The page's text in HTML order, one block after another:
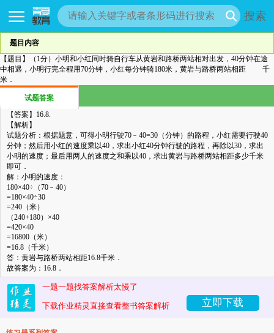
搜索
题目内容
【题目】
（1分）小明和小红同时骑自行车从黄岩和路桥两站相对出发，40分钟在途
中相遇，小明行完全程用70分钟，小红每分钟骑180米，黄岩与路桥两站相距
千
米．
试题答案
【答案】 16.8.
【解析】
试题分析：根据题意，可得小明行驶70﹣40=30（分钟）的路程，小红需要行驶40
分钟；然后用小红的速度乘以40，求出小红40分钟行驶的路程，再除以30，求出
小明的速度；最后用两人的速度之和乘以40，求出黄岩与路桥两站相距多少千米
即可．
解：小明的速度：
180×40÷（70﹣40）
=180×40÷30
=240（米）
（240+180）×40
=420×40
=16800（米）
=16.8（千米）
答：黄岩与路桥两站相距16.8千米．
故答案为：16.8．
一题一题找答案解析太慢了
下载作业精灵直接查看整书答案解析 立即下载